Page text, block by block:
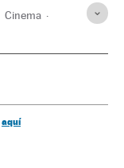
Cinema
aquí